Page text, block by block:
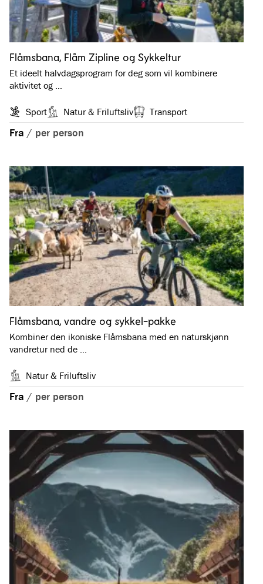
Flåmsbana, Flåm Zipline og Sykkeltur
Et ideelt halvdagsprogram for deg som vil kombinere
aktivitet og …
Sport Natur & Friluftsliv Transport
Fra / per person
Flåmsbana, vandre og sykkel-pakke
Kombiner den ikoniske Flåmsbana med en naturskjønn
vandretur ned de …
Natur & Friluftsliv
Fra / per person